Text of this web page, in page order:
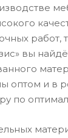
работ,
вы
оптом и в
по